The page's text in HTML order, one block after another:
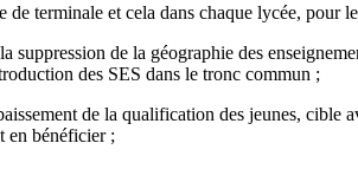
terminale et cela dans chaque lycée,
suppression de la géographie des
des SES dans le tronc commun ;
de la qualification des jeunes, cible
en bénéficier ;